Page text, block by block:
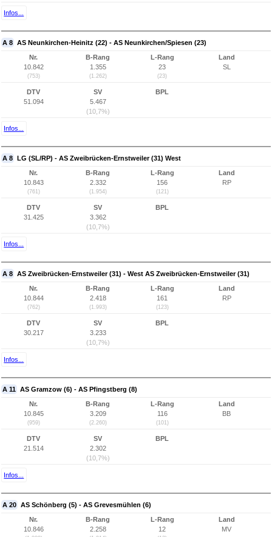
Infos...
A 8 AS Neunkirchen-Heinitz (22) - AS Neunkirchen/Spiesen (23)
Nr.
10.842
(753)
B-Rang
1.355
(1.262)
L-Rang
23
(23)
Land
SL
DTV
51.094
SV
5.467
(10,7%)
BPL
Infos...
A 8 LG (SL/RP) - AS Zweibrücken-Ernstweiler (31) West
Nr.
10.843
(761)
B-Rang
2.332
(1.954)
L-Rang
156
(121)
Land
RP
DTV
31.425
SV
3.362
(10,7%)
BPL
Infos...
A 8 AS Zweibrücken-Ernstweiler (31) - West AS Zweibrücken-Ernstweiler (31)
Nr.
10.844
(762)
B-Rang
2.418
(1.993)
L-Rang
161
(123)
Land
RP
DTV
30.217
SV
3.233
(10,7%)
BPL
Infos...
A 11 AS Gramzow (6) - AS Pfingstberg (8)
Nr.
10.845
(959)
B-Rang
3.209
(2.260)
L-Rang
116
(101)
Land
BB
DTV
21.514
SV
2.302
(10,7%)
BPL
Infos...
A 20 AS Schönberg (5) - AS Grevesmühlen (6)
Nr.
10.846
B-Rang
2.258
L-Rang
12
Land
MV